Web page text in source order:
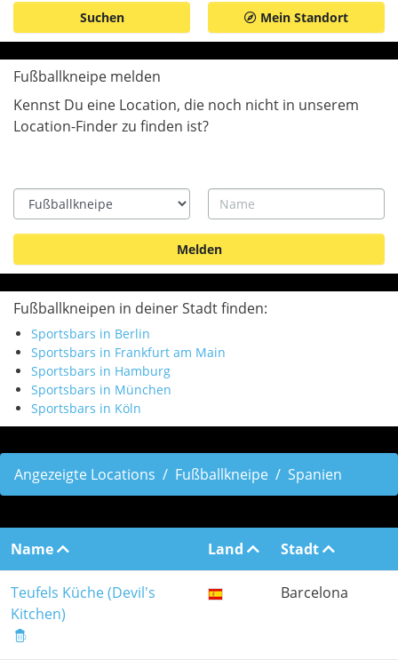
Mein Standort
Fußballkneipe melden
Kennst Du eine Location, die noch nicht in unserem
Location-Finder zu finden ist?
Type Name
Fußballkneipen in deiner Stadt finden:
Sportsbars in Berlin
Sportsbars in Frankfurt am Main
Sportsbars in Hamburg
Sportsbars in München
Sportsbars in Köln
Angezeigte Locations Fußballkneipe Spanien
Name Land Stadt
Teufels Küche (Devil's
Kitchen)
Barcelona